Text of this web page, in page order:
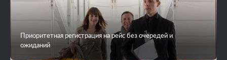
VIP-трансфер до острова на яхте или гидросамолете
Приоритетная регистрация на рейс без очередей и
ожиданий